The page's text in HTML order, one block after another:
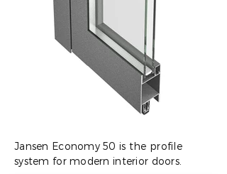
Jansen Economy 50 is the profile
system for modern interior doors.